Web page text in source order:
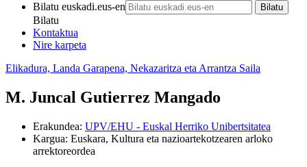
Bilatu euskadi.eus-en
Bilatu
Kontaktua
Nire karpeta
Elikadura, Landa Garapena, Nekazaritza eta Arrantza Saila
M. Juncal Gutierrez Mangado
Erakundea: UPV/EHU - Euskal Herriko Unibertsitatea
Kargua: Euskara, Kultura eta nazioartekotzearen arloko
arrektoreordea